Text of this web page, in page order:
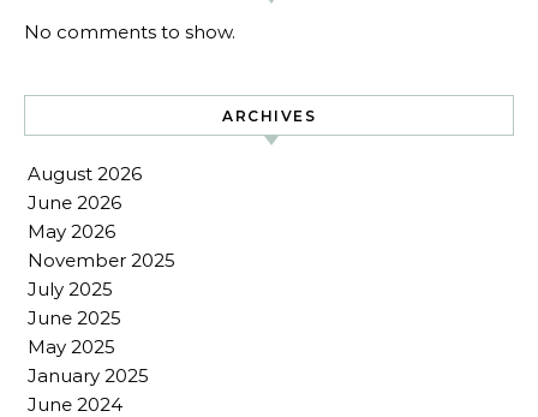
No comments to show.
ARCHIVES
August 2026
June 2026
May 2026
November 2025
July 2025
June 2025
May 2025
January 2025
June 2024